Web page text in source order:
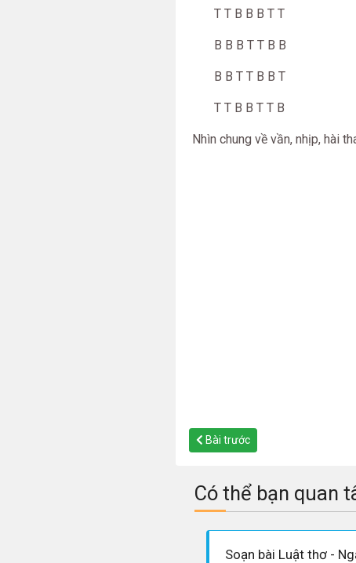
T T B B B T T
B B B T T B B
B B T T B B T
T T B B T T B
Nhìn chung về vần, nhịp, hài
Bài trước
Có thể bạn quan
Soạn bài Luật thơ -